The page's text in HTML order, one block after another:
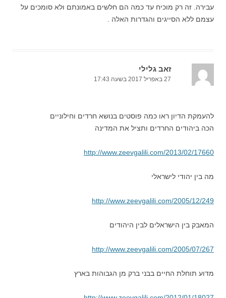
עבירה. זה רק מוכיח עד כמה הם חלשים באמונתם ולא סומכים על
עצמם ללא הסייגים והגדרות האלה .
זאב גלילי
27 באפריל 2017 בשעה 17:43
להעמקת הדיון ראו כמה פוסטים בנושא חרדים וחילוניים
הכה ביהודים החרדים ותציל את המדינה
http://www.zeevgalili.com/2013/02/17660
מה בין יהודי לישראלי
http://www.zeevgalili.com/2005/12/249
המאבק בין הישראלים לבין היהודים
http://www.zeevgalili.com/2005/07/267
מדוע תוחלת החיים בבני ברק מן הגבוהות בארץ